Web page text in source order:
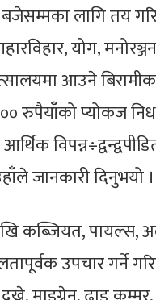
लागि तय
योग,
आउने
रुपैयाँको प्योकज
जानकारी दिनुभयो ।
कब्जियत, पायल्स,
उपचार गर्ने